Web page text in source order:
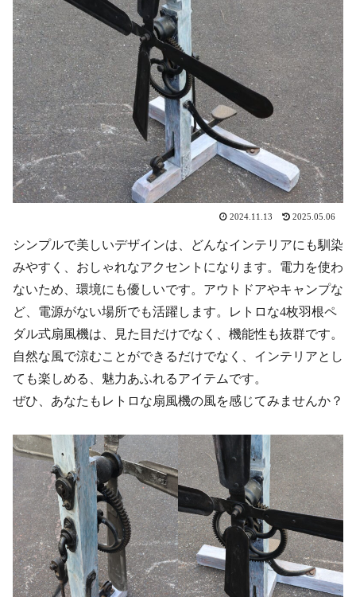
2024.11.13 2025.05.06
シンプルで美しいデザインは、どんなインテリアにも馴染
みやすく、おしゃれなアクセントになります。電力を使わ
ないため、環境にも優しいです。アウトドアやキャンプな
ど、電源がない場所でも活躍します。レトロな4枚羽根ペ
ダル式扇風機は、見た目だけでなく、機能性も抜群です。
自然な風で涼むことができるだけでなく、インテリアとし
ても楽しめる、魅力あふれるアイテムです。
ぜひ、あなたもレトロな扇風機の風を感じてみませんか？